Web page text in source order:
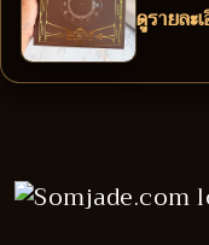
ดูรายละ